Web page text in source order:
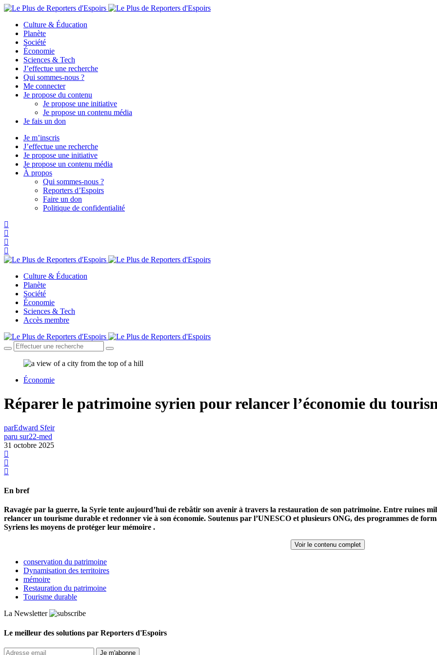
Culture & Éducation
Planète
Société
Économie
Sciences & Tech
J’effectue une recherche
Qui sommes-nous ?
Me connecter
Je propose du contenu
Je propose une initiative
Je propose un contenu média
Je fais un don
Je m’inscris
J’effectue une recherche
Je propose une initiative
Je propose un contenu média
À propos
Qui sommes-nous ?
Reporters d’Espoirs
Faire un don
Politique de confidentialité
Culture & Éducation
Planète
Société
Économie
Sciences & Tech
Accès membre
Économie
Réparer le patrimoine syrien pour relancer l’économie du
parEdward Sfeir
paru sur22-med
31 octobre 2025
En bref
Ravagée par la guerre, la Syrie tente aujourd’hui de rebâtir son avenir à travers la restauration de son patrimoine. Entre ruines
relancer un tourisme durable et redonner vie à son économie. Soutenus par l’UNESCO et plusieurs ONG, des programmes de
Syriens les moyens de protéger leur mémoire .
Voir le contenu complet
conservation du patrimoine
Dynamisation des territoires
mémoire
Restauration du patrimoine
Tourisme durable
La Newsletter
Le meilleur des solutions par Reporters d'Espoirs